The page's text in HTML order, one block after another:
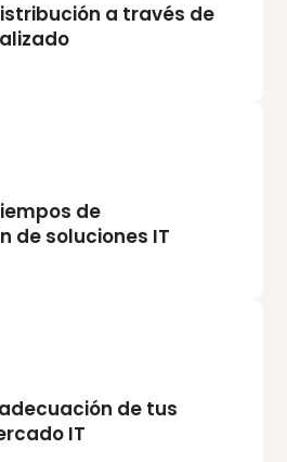
a través de
de
de soluciones IT
de tus
IT